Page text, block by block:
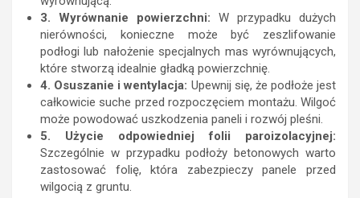
3. Wyrównanie powierzchni: W przypadku dużych
nierówności, konieczne może być zeszlifowanie
podłogi lub nałożenie specjalnych mas wyrównujących,
które stworzą idealnie gładką powierzchnię.
4. Osuszanie i wentylacja: Upewnij się, że podłoże jest
całkowicie suche przed rozpoczęciem montażu. Wilgoć
może powodować uszkodzenia paneli i rozwój pleśni.
5. Użycie odpowiedniej folii paroizolacyjnej:
Szczególnie w przypadku podłoży betonowych warto
zastosować folię, która zabezpieczy panele przed
wilgocią z gruntu.